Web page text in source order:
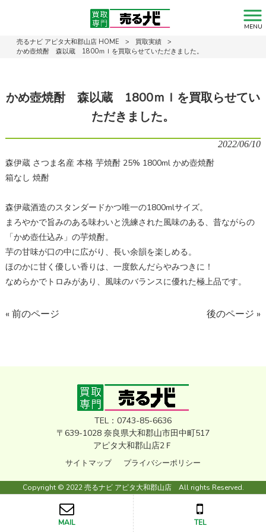
MENU
売るナビ アピタ大和郡山店 HOME > 買取実績
>
かめ壺焼酎 森以蔵 1800ｍｌを買取らせていただきました。
かめ壺焼酎 森以蔵 1800ｍｌを買取らせてい
ただきました。
2022/06/10
森伊蔵 さつま名産 本格 芋焼酎 25% 1800ml かめ壺焼酎
箱なし 焼酎
森伊蔵酒造のスタンダードかつ唯一の1800mlサイズ。
まろやかで旨みのある味わいと洗練された風味のある、昔ながらの
「かめ壺仕込み」の芋焼酎。
芋の甘味が口の中に広がり、長い余韻を楽しめる。
ほのかに甘く優しい香りは、一度飲んだらやみつきに！
なめらかでトロみがあり、風味のバランスに優れた極上品です。
« 前のページ 後のページ »
TEL：0743-85-6636
〒639-1028 奈良県大和郡山市田中町517
アピタ大和郡山店2Ｆ
サイトマップ プライバシーポリシー
Copyright © 2022 売るナビ アピタ大和郡山店 All rights Reserved.
MAIL TEL